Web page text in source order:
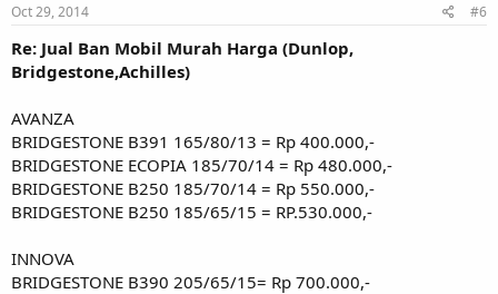
Oct 29, 2014 #6
Re: Jual Ban Mobil Murah Harga (Dunlop,
Bridgestone,Achilles)
AVANZA
BRIDGESTONE B391 165/80/13 = Rp 400.000,-
BRIDGESTONE ECOPIA 185/70/14 = Rp 480.000,-
BRIDGESTONE B250 185/70/14 = Rp 550.000,-
BRIDGESTONE B250 185/65/15 = RP.530.000,-
INNOVA
BRIDGESTONE B390 205/65/15= Rp 700.000,-